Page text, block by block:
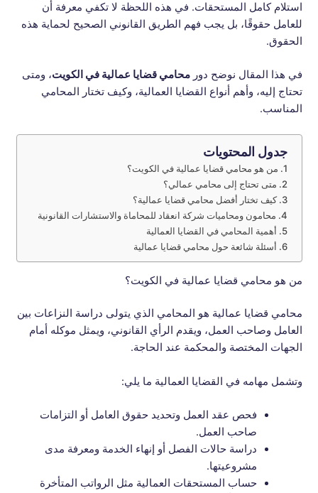
استلام كامل المستحقات. في هذه اللحظة لا تكفي معرفة أن
للعامل حقوقًا، بل يجب فهم الطريق القانوني الصحيح لحماية هذه
الحقوق.
في هذا المقال نوضح دورمحامي قضايا عمالية في الكويت، ومتى
تحتاج إليه، وأهم أنواع القضايا العمالية، وكيف تختار المحامي
المناسب.
جدول المحتويات
من هو محامي قضايا عمالية في الكويت؟
متى تحتاج إلى محامي عمالي؟
كيف تختار أفضل محامي قضايا عمالية؟
محامون ومحاميات شركة انعقاد للمحاماة والاستشارات القانونية
أهمية المحامي في القضايا العمالية
أسئلة شائعة حول محامي قضايا عمالية
من هو محامي قضايا عمالية في الكويت؟
محامي قضايا عمالية هو المحامي الذي يتولى دراسة النزاعات بين
العامل وصاحب العمل، ويقدم الرأي القانوني، ويمثل موكله أمام
الجهات المختصة والمحكمة عند الحاجة.
وتشمل مهامه في القضايا العمالية ما يلي:
فحص عقد العمل وتحديد حقوق العامل أو التزامات
صاحب العمل.
دراسة حالات الفصل أو إنهاء الخدمة ومعرفة مدى
مشروعيتها.
حساب المستحقات العمالية مثل الرواتب المتأخرة